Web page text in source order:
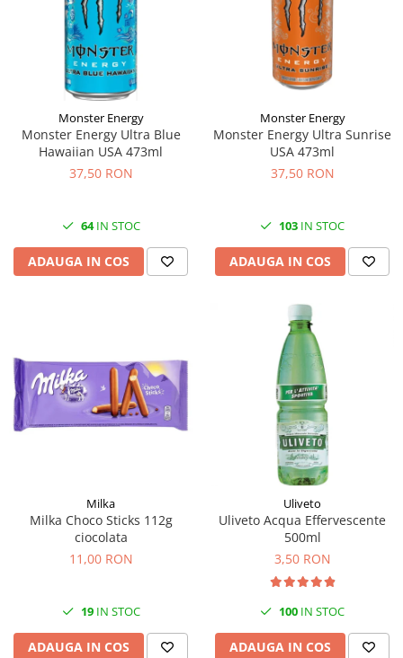
Monster Energy
Monster Energy Ultra Blue
Hawaiian USA 473ml
37,50 RON
64IN STOC
ADAUGA IN COS
Monster Energy
Monster Energy Ultra Sunrise
USA 473ml
37,50 RON
103 IN STOC
ADAUGA IN COS
Milka
Milka Choco Sticks 112g
ciocolata
11,00 RON
19IN STOC
ADAUGA IN COS
Uliveto
Uliveto Acqua Effervescente
500ml
3,50 RON
100 IN STOC
ADAUGA IN COS